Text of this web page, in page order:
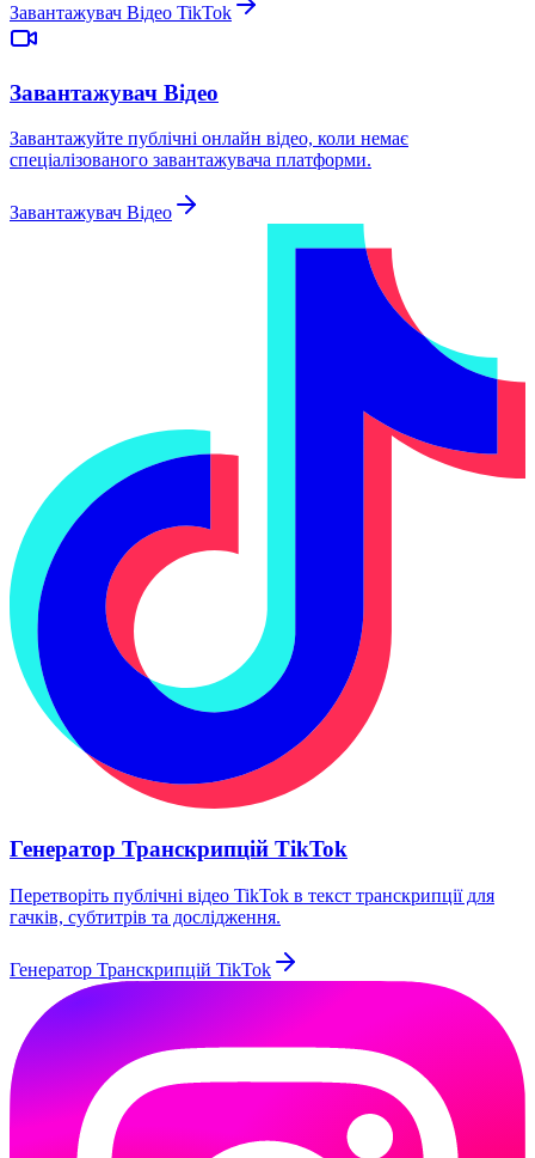
Завантажувач Відео TikTok
Завантажувач Відео
Завантажуйте публічні онлайн відео, коли немає
спеціалізованого завантажувача платформи.
Завантажувач Відео
Генератор Транскрипцій TikTok
Перетворіть публічні відео TikTok в текст транскрипції для
гачків, субтитрів та дослідження.
Генератор Транскрипцій TikTok